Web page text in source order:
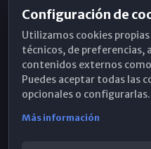
Horarios de Misa
Hemeroteca
WhatsApp
Configuración de
Utilizamos cookies
técnicos, de preferencias,
contenidos externos
Puedes aceptar todas las
opcionales o configurarlas.
Más información